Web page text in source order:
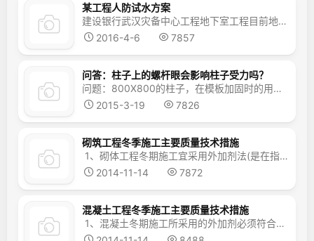
某工程人防试水方案
建设银行武汉灾备中心工程地下室工程目前地下室已封顶,人防门框、封堵门框、吊钩、密闭套管、防暴地露均预埋完毕，人防门未安装。 本工程埋置深度-6.15m。基坑边坡为高压旋喷桩加混凝土喷锚支护，现结构稳定性已经接近极限状态，无法进行外墙室外的试水工作；根据人防工程有关试水的规定，经于市、区人防管理机构及业主、监理单位协商同意，决定采用外墙和...
2016-4-6
7857
问答：柱子上的螺杆眼会影响柱子受力吗？
问题：800X800的柱子，在模板加固时的用对拉螺杆加pvc套管,几乎每高70厘米就在柱中心留一孔，并且双向四面都有孔的，这样对柱子结构有影响吗?,有规范依据可查吗？ 答案：这么小的孔洞不会影响柱子受力的，如果你大学时候学过弹性力学，就会明白这个道理了。简单的理解，拱形受力来考虑，圆孔部位的力从边上传递走了。
2015-3-19
7826
砌筑工程冬季施工主要质量技术措施
1、砌体工程冬期施工宜采用外加剂法(是在指水泥砂浆、水泥混合砂浆中掺入一定量的防冻外加剂，使砂浆中的水泥能够在负温的条件下不断地进行水化反应，增长强度，并与砖有一定的粘接力。不但使砌体在受冻过程中能获得一定的强度，而且在解冻后砌体无需作解冻验算和维护，我国砌筑工程冬期施工大多数使用氯盐)。砂浆中掺用的外加剂品种应符合《混凝土外加剂应用技术规范》G...
2014-11-14
7872
混凝土工程冬季施工主要质量技术措施
1、混凝土冬期施工所采用的外加剂必须符合现行规范《混凝土外加剂》（GB8076－2008）和《混凝土外加剂应用技术规范》GB50119的规定，同时应具有合格证、检验报告，并经复试合格后方可使用。 2、外加剂的掺量应严格执行国家现行规范有关规定。外加剂的使用必须通过混凝土配合比的试配、调整，以适应冬期施工的需要，同时应加强计量...